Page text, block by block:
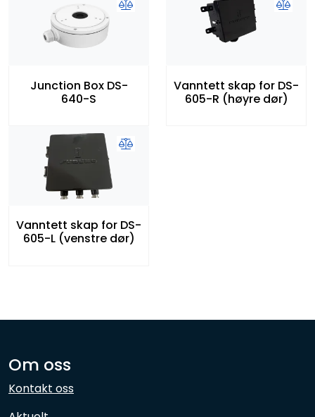
Junction Box DS-
640-S
Vanntett skap for DS-
605-R (høyre dør)
Vanntett skap for DS-
605-L (venstre dør)
Om oss
Kontakt oss